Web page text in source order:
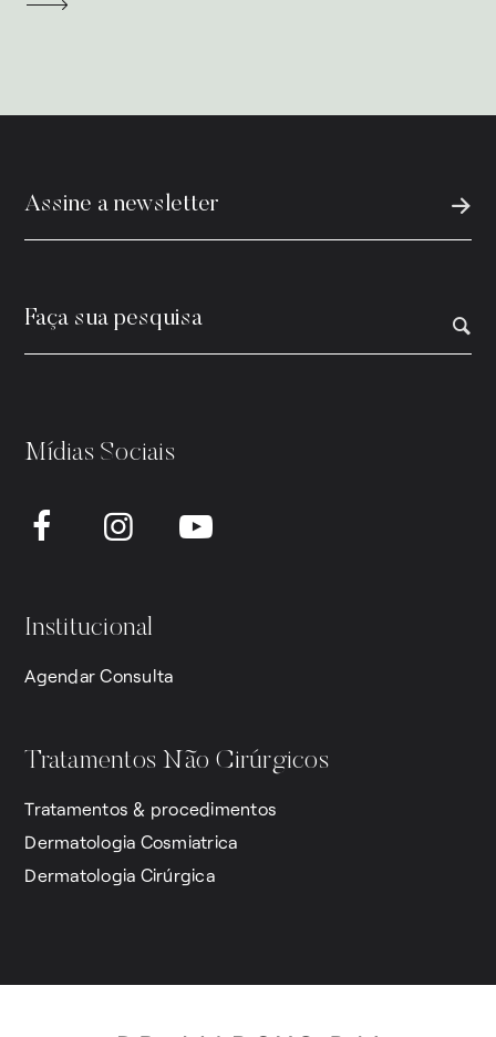
Mídias Sociais
Institucional
Agendar Consulta
Tratamentos Não Cirúrgicos
Tratamentos & procedimentos
Dermatologia Cosmiatrica
Dermatologia Cirúrgica